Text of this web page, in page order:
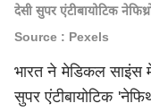
देसी सुपर एंटीबायोटिक
Source : Pexels
भारत ने मेडिकल साइंस
सुपर एंटीबायोटिक